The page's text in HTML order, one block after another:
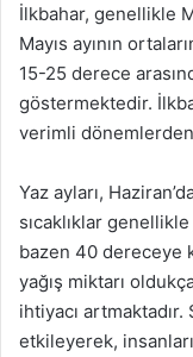
İlkbahar, genellikle
Mayıs ayının
15-25 derece
göstermektedir.
verimli
Yaz ayları,
sıcaklıklar
bazen 40 dereceye
yağış miktarı
ihtiyacı artmaktadır.
etkileyerek,